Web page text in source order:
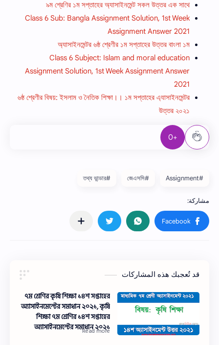
৯ম শ্রেণির ১ম সপ্তাহের অ্যাসাইনমেন্ট সকল উত্তর এক সাথে
Class 6 Sub: Bangla Assignment Solution, 1st Week
Assignment Answer 2021
অ্যাসাইনমেন্টর ৬ষ্ঠ শ্রেণীর ১ম সপ্তাহের উত্তর বাংলা ১ম
Class 6 Subject: Islam and moral education
Assignment Solution, 1st Week Assignment Answer
2021
৬ষ্ঠ শ্রেণীর বিষয়: ইসলাম ও নৈতিক শিক্ষা।। ১ম সপ্তাহের এ্যাসাইনমেন্টর
উত্তর ২০২১
+0
#Assignment
#জেএসসি
#তথ্য ভান্ডার
قد تُعجبك هذه المشاركات
৭ম শ্রেণির কৃষি শিক্ষা ১৪শ সপ্তাহের
অ্যাসাইনমেন্টের সমাধান ২০২১, কৃষি
শিক্ষা ৭ম শ্রেণির ১৪শ সপ্তাহের
অ্যাসাইনমেন্টের সমাধান ২০২১